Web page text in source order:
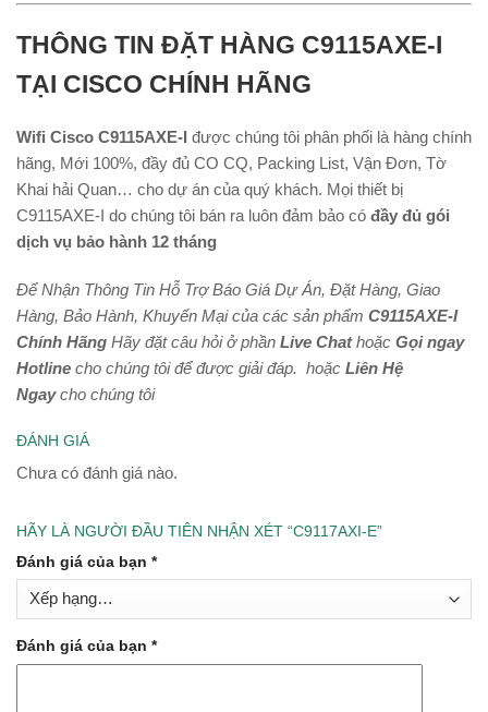
THÔNG TIN ĐẶT HÀNG C9115AXE-I
TẠI CISCO CHÍNH HÃNG
Wifi Cisco C9115AXE-I được chúng tôi phân phối là hàng chính
hãng, Mới 100%, đầy đủ CO CQ, Packing List, Vận Đơn, Tờ
Khai hải Quan… cho dự án của quý khách. Mọi thiết bị
C9115AXE-I do chúng tôi bán ra luôn đảm bảo có đầy đủ gói
dịch vụ bảo hành 12 tháng
Để Nhận Thông Tin Hỗ Trợ Báo Giá Dự Án, Đặt Hàng, Giao
Hàng, Bảo Hành, Khuyến Mại của các sản phẩm C9115AXE-I
Chính Hãng Hãy đặt câu hỏi ở phần Live Chathoặc Gọi ngay
Hotline cho chúng tôi để được giải đáp. hoặc Liên Hệ
Ngaycho chúng tôi
ĐÁNH GIÁ
Chưa có đánh giá nào.
HÃY LÀ NGƯỜI ĐẦU TIÊN NHẬN XÉT “C9117AXI-E”
Đánh giá của bạn *
Đánh giá của bạn *